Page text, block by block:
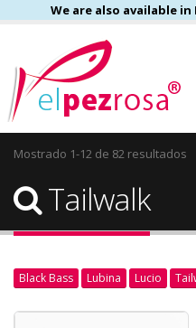
We are also available
Mostrado 1-12 de 82 resultados
Tailwalk
Black Bass Lubina Lucio